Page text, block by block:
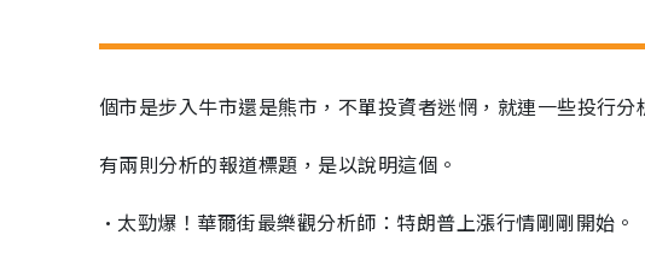
個市是步入牛市還是熊市，不單投資者迷惘，就連一些投行分
有兩則分析的報道標題，是以說明這個。
•太勁爆！華爾街最樂觀分析師：特朗普上漲行情剛剛開始。